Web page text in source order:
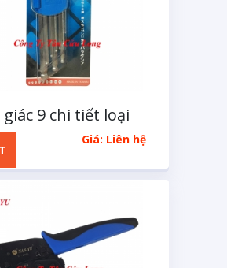
giác 9 chi tiết loại
Giá: Liên hệ